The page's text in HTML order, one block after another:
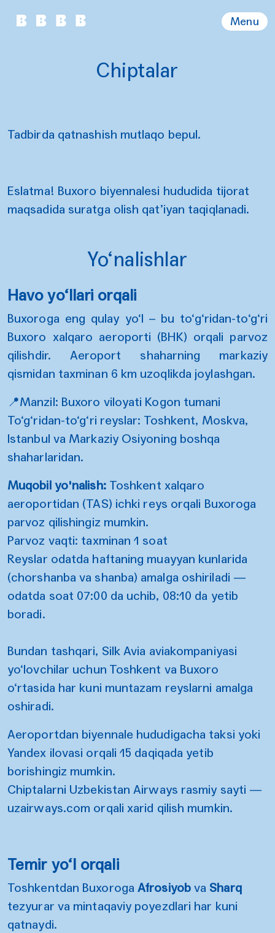
Menu
Chiptalar
Tadbirda qatnashish mutlaqo bepul.
Eslatma! Buxoro biyennalesi hududida tijorat
maqsadida suratga olish qat’iyan taqiqlanadi.
Yo‘nalishlar
Havo yo‘llari orqali
Buxoroga eng qulay yo‘l – bu to‘g‘ridan-to‘g‘ri
Buxoro xalqaro aeroporti (BHK) orqali parvoz
qilishdir. Aeroport shaharning markaziy
qismidan taxminan 6 km uzoqlikda joylashgan.
📍Manzil: Buxoro viloyati Kogon tumani
To‘g‘ridan-to‘g‘ri reyslar: Toshkent, Moskva,
Istanbul va Markaziy Osiyoning boshqa
shaharlaridan.
Muqobil yo'nalish: Toshkent xalqaro
aeroportidan (TAS) ichki reys orqali Buxoroga
parvoz qilishingiz mumkin.
Parvoz vaqti: taxminan 1 soat
Reyslar odatda haftaning muayyan kunlarida
(chorshanba va shanba) amalga oshiriladi —
odatda soat 07:00 da uchib, 08:10 da yetib
boradi.
Bundan tashqari, Silk Avia aviakompaniyasi
yo‘lovchilar uchun Toshkent va Buxoro
o‘rtasida har kuni muntazam reyslarni amalga
oshiradi.
Aeroportdan biyennale hududigacha taksi yoki
Yandex ilovasi orqali 15 daqiqada yetib
borishingiz mumkin.
Chiptalarni Uzbekistan Airways rasmiy sayti —
uzairways.com orqali xarid qilish mumkin.
Temir yo‘l orqali
Toshkentdan BuxorogaAfrosiyobva Sharq
tezyurar va mintaqaviy poyezdlari har kuni
qatnaydi.